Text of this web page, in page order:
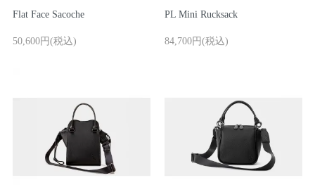
Flat Face Sacoche
50,600円(税込)
PL Mini Rucksack
84,700円(税込)